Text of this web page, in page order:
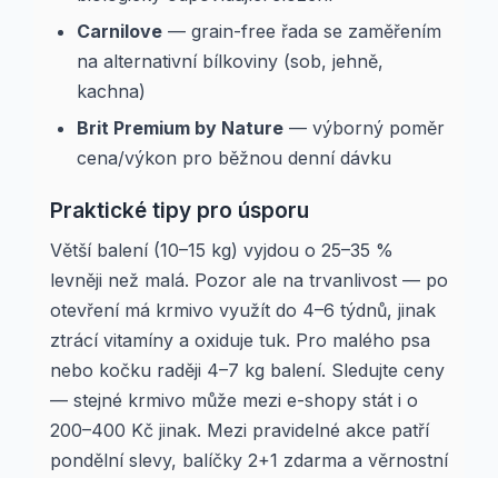
Carnilove — grain-free řada se zaměřením
na alternativní bílkoviny (sob, jehně,
kachna)
Brit Premium by Nature — výborný poměr
cena/výkon pro běžnou denní dávku
Praktické tipy pro úsporu
Větší balení (10–15 kg) vyjdou o 25–35 %
levněji než malá. Pozor ale na trvanlivost — po
otevření má krmivo využít do 4–6 týdnů, jinak
ztrácí vitamíny a oxiduje tuk. Pro malého psa
nebo kočku raději 4–7 kg balení. Sledujte ceny
— stejné krmivo může mezi e-shopy stát i o
200–400 Kč jinak. Mezi pravidelné akce patří
pondělní slevy, balíčky 2+1 zdarma a věrnostní